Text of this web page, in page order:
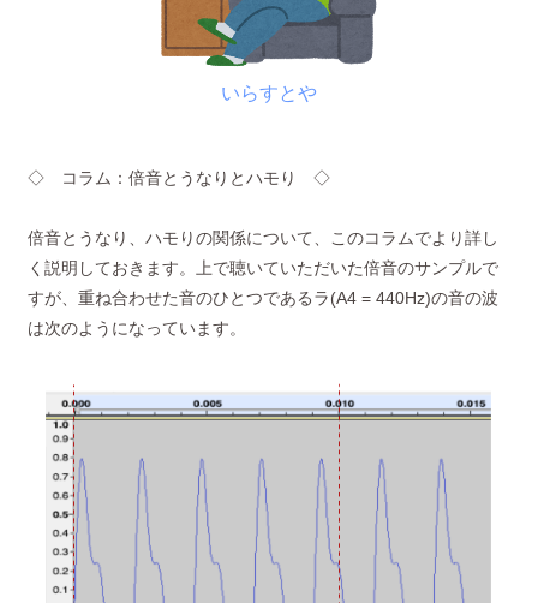
いらすとや
◇ コラム：倍音とうなりとハモり ◇
倍音とうなり、ハモりの関係について、このコラムでより詳し
く説明しておきます。上で聴いていただいた倍音のサンプルで
すが、重ね合わせた音のひとつであるラ(A4 = 440Hz)の音の波
は次のようになっています。